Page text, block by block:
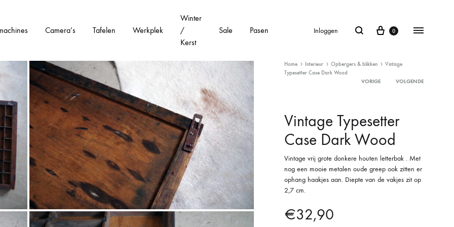
Camera’s Tafelen Werkplek
Winter
/
Kerst
Sale Pasen Inloggen 0
Home Interieur Opbergers & blikken
Vintage
Typesetter Case Dark Wood
navigation
VORIGE VOLGENDE
Vintage Typesetter
Case Dark Wood
Vintage vrij grote donkere houten letterbak . Met
nog een mooie metalen oude greep ook zitten er
ophang haakjes aan. Diepte van de vakjes zit op
2,7 cm.
€32,90